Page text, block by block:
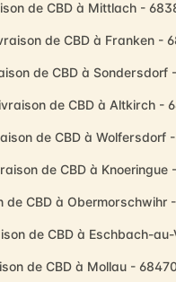
de CBD à Mittlach -
de CBD à Franken -
de CBD à Sondersdorf
de CBD à Altkirch -
de CBD à Wolfersdorf
de CBD à Knoeringue
de CBD à Obermorschwihr
de CBD à Eschbach-
de CBD à Mollau -